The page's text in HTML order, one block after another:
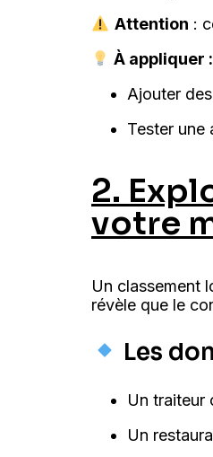
Attention :
À appliquer :
Ajouter
Tester une
2.
votre
Un classement
révèle que le
Les
Un traiteur
Un